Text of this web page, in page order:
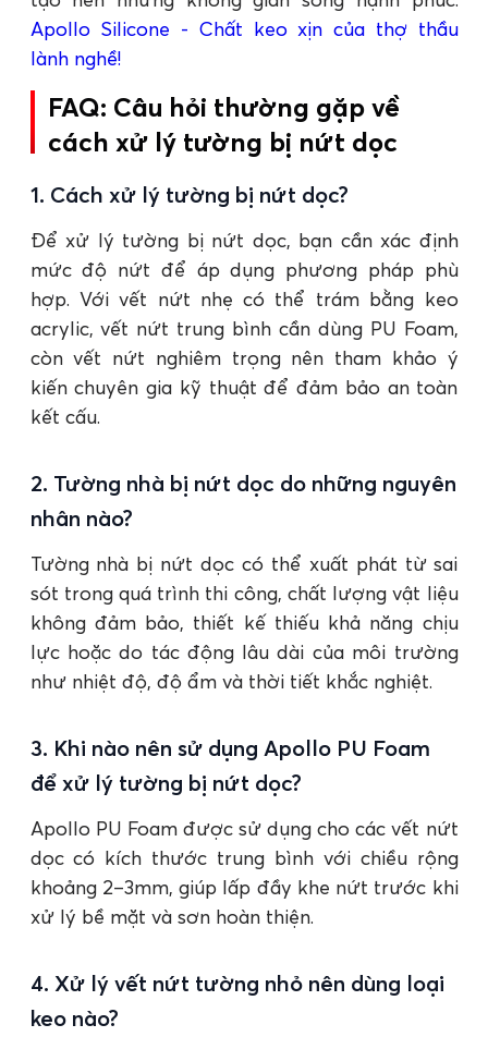
Apollo Silicone - Chất keo xịn của thợ thầu
lành nghề!
FAQ: Câu hỏi thường gặp về
cách xử lý tường bị nứt dọc
1. Cách xử lý tường bị nứt dọc?
Để xử lý tường bị nứt dọc, bạn cần xác định
mức độ nứt để áp dụng phương pháp phù
hợp. Với vết nứt nhẹ có thể trám bằng keo
acrylic, vết nứt trung bình cần dùng PU Foam,
còn vết nứt nghiêm trọng nên tham khảo ý
kiến chuyên gia kỹ thuật để đảm bảo an toàn
kết cấu.
2. Tường nhà bị nứt dọc do những nguyên
nhân nào?
Tường nhà bị nứt dọc có thể xuất phát từ sai
sót trong quá trình thi công, chất lượng vật liệu
không đảm bảo, thiết kế thiếu khả năng chịu
lực hoặc do tác động lâu dài của môi trường
như nhiệt độ, độ ẩm và thời tiết khắc nghiệt.
3. Khi nào nên sử dụng Apollo PU Foam
để xử lý tường bị nứt dọc?
Apollo PU Foam được sử dụng cho các vết nứt
dọc có kích thước trung bình với chiều rộng
khoảng 2–3mm, giúp lấp đầy khe nứt trước khi
xử lý bề mặt và sơn hoàn thiện.
4. Xử lý vết nứt tường nhỏ nên dùng loại
keo nào?